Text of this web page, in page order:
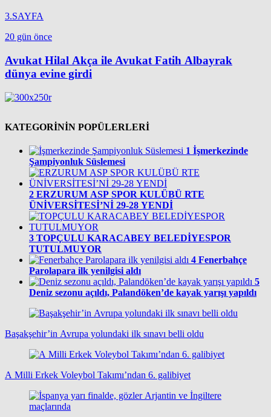
3.SAYFA
20 gün önce
Avukat Hilal Akça ile Avukat Fatih Albayrak
dünya evine girdi
KATEGORİNİN POPÜLERLERİ
1 İşmerkezinde
Şampiyonluk Süslemesi
2 ERZURUM ASP SPOR KULÜBÜ RTE
ÜNİVERSİTESİ’Nİ 29-28 YENDİ
3 TOPÇULU KARACABEY BELEDİYESPOR
TUTULMUYOR
4 Fenerbahçe
Parolapara ilk yenilgisi aldı
5
Deniz sezonu açıldı, Palandöken’de kayak yarışı yapıldı
Başakşehir’in Avrupa yolundaki ilk sınavı belli oldu
A Milli Erkek Voleybol Takımı’ndan 6. galibiyet